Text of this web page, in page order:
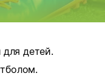
детей.